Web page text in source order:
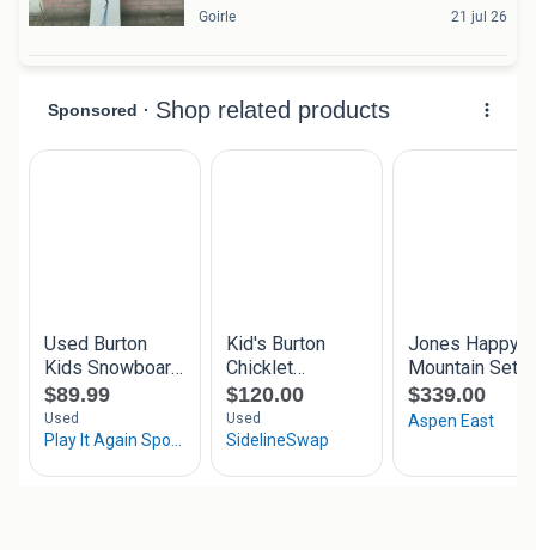
Goirle 21 jul 26